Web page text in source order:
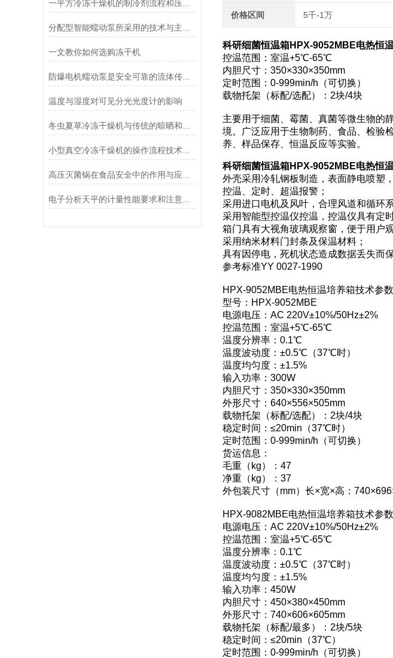
一平方冷冻干燥机的制冷剂流程和压缩空气流程
一文教你如何选购冻干机
防爆电机蠕动泵是安全可靠的流体传送解决方案
温度与湿度对可见分光光度计的影响
小型真空冷冻干燥机的操作流程技术详解
电子分析天平的计量性能要求和注意事项说明
价格区间 5千-1万
科研细菌恒温箱HPX-9052MBE电热恒
控温范围：室温+5℃-65℃
内胆尺寸：350×330×350mm
定时范围：0-999min/h（可切换）
载物托架（标配/选配）：2块/4块
主要用于细菌、霉菌、真菌等微生物的
境。广泛应用于生物制药、食品、检验
养、样品保存、恒温反应等实验。
科研细菌恒温箱HPX-9052MBE电热恒
外壳采用冷轧钢板制造，表面静电喷塑
控温、定时、超温报警；
采用进口电机及风叶，合理风道和循环
采用智能型控温仪控温，控温仪具有定
箱门具有大视角玻璃观察窗，便于用户观
采用纳米材料门封条及保温材料；
具有因停电，死机状态造成数据丢失而
参考标准YY 0027-1990
HPX-9052MBE电热恒温培养箱技术参数
型号：HPX-9052MBE
电源电压：AC 220V±10%/50Hz±2%
控温范围：室温+5℃-65℃
温度分辨率：0.1℃
温度波动度：±0.5℃（37℃时）
温度均匀度：±1.5%
输入功率：300W
内胆尺寸：350×330×350mm
外形尺寸：640×556×505mm
载物托架（标配/选配）：2块/4块
稳定时间：≤20min（37℃时）
定时范围：0-999min/h（可切换）
货运信息：
毛重（kg）：47
净重（kg）：37
外包装尺寸（mm）长×宽×高：
HPX-9082MBE电热恒温培养箱技术参数
电源电压：AC 220V±10%/50Hz±2%
控温范围：室温+5℃-65℃
温度分辨率：0.1℃
温度波动度：±0.5℃（37℃时）
温度均匀度：±1.5%
输入功率：450W
内胆尺寸：450×380×450mm
外形尺寸：740×606×605mm
载物托架（标配/最多）：2块/5块
稳定时间：≤20min（37℃）
定时范围：0-999min/h（可切换）